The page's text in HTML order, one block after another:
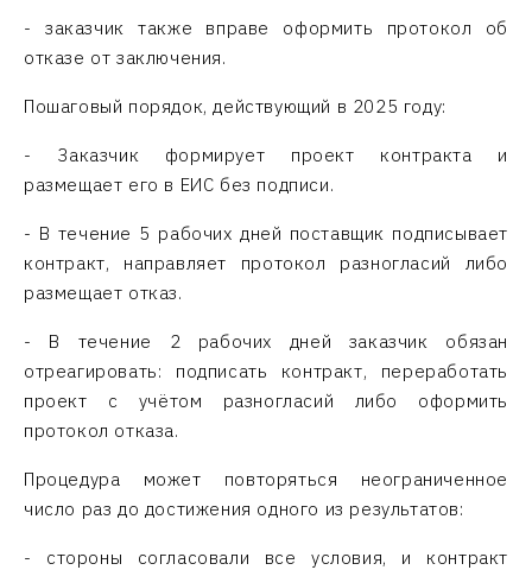
- заказчик также вправе оформить протокол об
отказе от заключения.
Пошаговый порядок, действующий в 2025 году:
- Заказчик формирует проект контракта и
размещает его в ЕИС без подписи.
- В течение 5 рабочих дней поставщик подписывает
контракт, направляет протокол разногласий либо
размещает отказ.
- В течение 2 рабочих дней заказчик обязан
отреагировать: подписать контракт, переработать
проект с учётом разногласий либо оформить
протокол отказа.
Процедура может повторяться неограниченное
число раз до достижения одного из результатов:
- стороны согласовали все условия, и контракт